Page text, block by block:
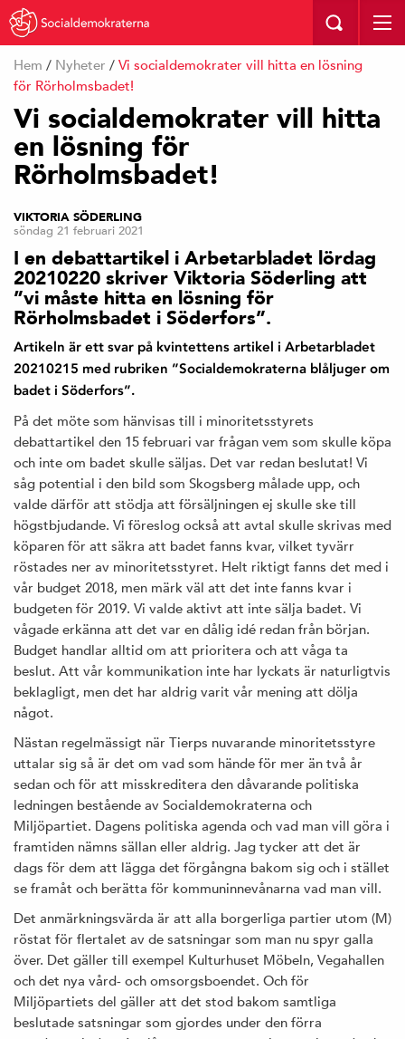
Hem / Nyheter / Vi socialdemokrater vill hitta en lösning
för Rörholmsbadet!
Vi socialdemokrater vill hitta
en lösning för
Rörholmsbadet!
VIKTORIA SÖDERLING
söndag 21 februari 2021
I en debattartikel i Arbetarbladet lördag
20210220 skriver Viktoria Söderling att
”vi måste hitta en lösning för
Rörholmsbadet i Söderfors”.
Artikeln är ett svar på kvintettens artikel i Arbetarbladet
20210215 med rubriken ”Socialdemokraterna blåljuger om
badet i Söderfors”.
På det möte som hänvisas till i minoritetsstyrets
debattartikel den 15 februari var frågan vem som skulle köpa
och inte om badet skulle säljas. Det var redan beslutat! Vi
såg potential i den bild som Skogsberg målade upp, och
valde därför att stödja att försäljningen ej skulle ske till
högstbjudande. Vi föreslog också att avtal skulle skrivas med
köparen för att säkra att badet fanns kvar, vilket tyvärr
röstades ner av minoritetsstyret. Helt riktigt fanns det med i
vår budget 2018, men märk väl att det inte fanns kvar i
budgeten för 2019. Vi valde aktivt att inte sälja badet. Vi
vågade erkänna att det var en dålig idé redan från början.
Budget handlar alltid om att prioritera och att våga ta
beslut. Att vår kommunikation inte har lyckats är naturligtvis
beklagligt, men det har aldrig varit vår mening att dölja
något.
Nästan regelmässigt när Tierps nuvarande minoritetsstyre
uttalar sig så är det om vad som hände för mer än två år
sedan och för att misskreditera den dåvarande politiska
ledningen bestående av Socialdemokraterna och
Miljöpartiet. Dagens politiska agenda och vad man vill göra i
framtiden nämns sällan eller aldrig. Jag tycker att det är
dags för dem att lägga det förgångna bakom sig och i stället
se framåt och berätta för kommuninnevånarna vad man vill.
Det anmärkningsvärda är att alla borgerliga partier utom (M)
röstat för flertalet av de satsningar som man nu spyr galla
över. Det gäller till exempel Kulturhuset Möbeln, Vegahallen
och det nya vård- och omsorgsboendet. Och för
Miljöpartiets del gäller att det stod bakom samtliga
beslutade satsningar som gjordes under den förra